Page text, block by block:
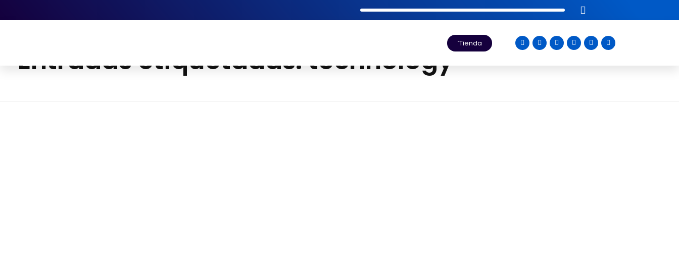
Tienda
Entradas etiquetadas: technology